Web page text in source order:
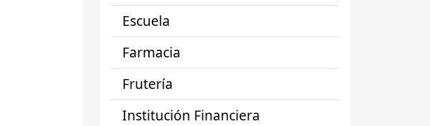
Escuela
Farmacia
Frutería
Institución Financiera